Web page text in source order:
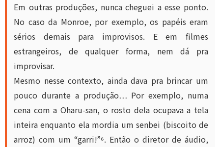
Em outras produções, nunca cheguei a esse ponto.
No caso da Monroe, por exemplo, os papéis eram
sérios demais para improvisos. E em filmes
estrangeiros, de qualquer forma, nem dá pra
improvisar.
Mesmo nesse contexto, ainda dava pra brincar um
pouco durante a produção… Por exemplo, numa
cena com a Oharu-san, o rosto dela ocupava a tela
inteira enquanto ela mordia umsenbei (biscoito de
arroz) com um “garri!”⁶. Então o diretor de áudio,